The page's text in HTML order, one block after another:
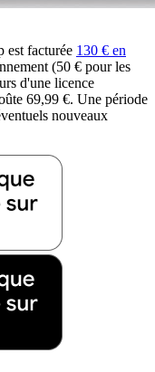
est facturée 130 € en
(50 € pour les
d'une licence
69,99 €. Une période
nouveaux